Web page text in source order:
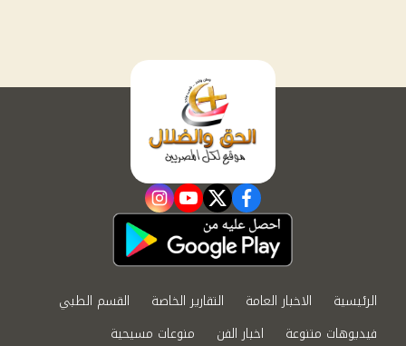
facebook
twitter
youtube
instagram
الرئيسية الاخبار العامة التقارير الخاصة
القسم الطبي
فيديوهات متنوعة
اخبار الفن منوعات مسيحية